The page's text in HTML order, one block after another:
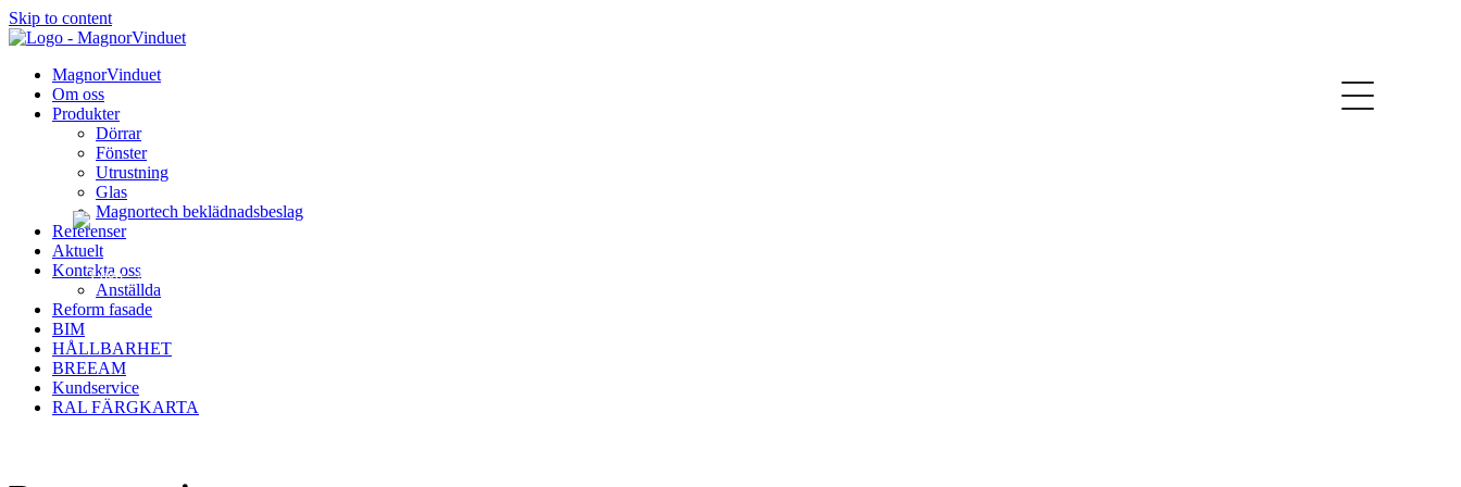
Skip to content
MagnorVinduet
Om oss
Produkter
Dörrar
Fönster
Utrustning
Glas
Magnortech beklädnadsbeslag
Referenser
Aktuelt
Kontakta oss
Anställda
Reform fasade
BIM
HÅLLBARHET
BREEAM
Kundservice
RAL FÄRGKARTA